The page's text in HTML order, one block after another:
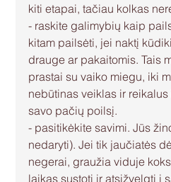
kiti etapai, tačiau kolkas
- raskite galimybių kaip
kitam pailsėti, jei naktį
drauge ar pakaitomis. Tais
prastai su vaiko miegu, iki
nebūtinas veiklas ir
savo pačių poilsį.
- pasitikėkite savimi. Jūs
nedaryti). Jei tik jaučiatės
negerai, graužia viduje
laikas sustoti ir atsižvelgti į